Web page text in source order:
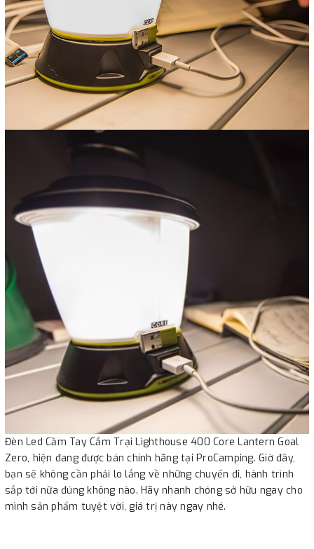
Đèn Led Cầm Tay Cắm Trại Lighthouse 400 Core Lantern Goal
Zero, hiện đang được bán chính hãng tại ProCamping. Giờ đây,
bạn sẽ không cần phải lo lắng về những chuyến đi, hành trình
sắp tới nữa đúng không nào. Hãy nhanh chóng sở hữu ngay cho
mình sản phẩm tuyệt vời, giá trị này ngay nhé.